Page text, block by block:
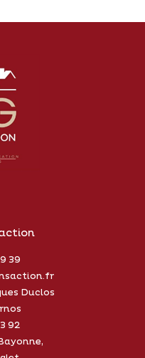
39
Duclos
92